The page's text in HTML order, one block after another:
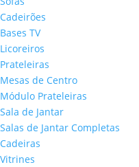
Cadeirões
Bases TV
Licoreiros
Prateleiras
Mesas de Centro
Módulo Prateleiras
Sala de Jantar
Salas de Jantar Completas
Cadeiras
Vitrines